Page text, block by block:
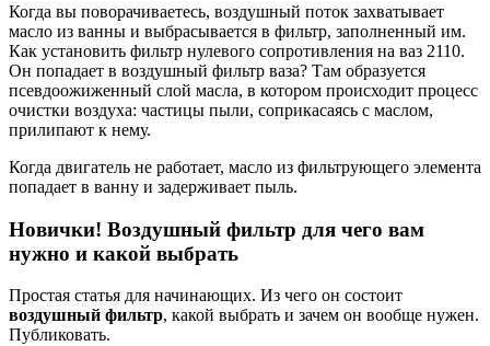
Когда вы поворачиваетесь, воздушный поток захватывает
масло из ванны и выбрасывается в фильтр, заполненный им.
Как установить фильтр нулевого сопротивления на ваз 2110.
Он попадает в воздушный фильтр ваза? Там образуется
псевдоожиженный слой масла, в котором происходит процесс
очистки воздуха: частицы пыли, соприкасаясь с маслом,
прилипают к нему.
Когда двигатель не работает, масло из фильтрующего элемента
попадает в ванну и задерживает пыль.
Новички! Воздушный фильтр для чего вам
нужно и какой выбрать
Простая статья для начинающих. Из чего он состоит
воздушный фильтр, какой выбрать и зачем он вообще нужен.
Публиковать.